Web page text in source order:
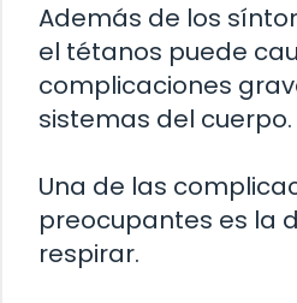
Además de los
el tétanos puede
complicaciones
sistemas del cuerpo.
Una de las
preocupantes es la
respirar.